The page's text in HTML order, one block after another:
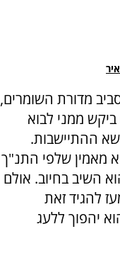
מדורת השומרים,
ממני לבוא
ההתיישבות.
מאמין שלפי התנ"ך
השיב בחיוב. אולם
להגיד זאת
יהפוך ללעג